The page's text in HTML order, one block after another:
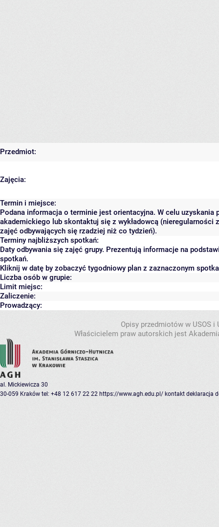
Przedmiot:
Zajęcia:
Termin i miejsce:
Podana informacja o terminie jest orientacyjna. W celu
akademickiego lub skontaktuj się z wykładowcą (nieregularności
zajęć odbywających się rzadziej niż co tydzień).
Terminy najbliższych spotkań:
Daty odbywania się zajęć grupy. Prezentują informacje na
spotkań.
Kliknij w datę by zobaczyć tygodniowy plan z zaznaczonym
Liczba osób w grupie:
Limit miejsc:
Zaliczenie:
Prowadzący:
Opisy przedmiotów w USOS
Właścicielem praw autorskich jest
al. Mickiewicza 30
30-059 Kraków tel: +48 12 617 22 22 https://www.agh.edu.pl/ kontakt deklaracja